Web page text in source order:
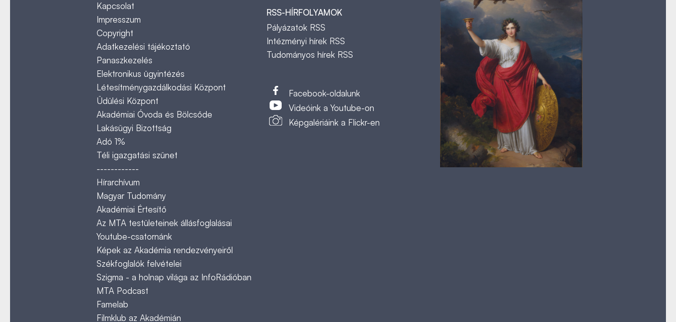
Kapcsolat
Impresszum
Copyright
Adatkezelési tájékoztató
Panaszkezelés
Elektronikus ügyintézés
Létesítménygazdálkodási Központ
Üdülési Központ
Akadémiai Óvoda és Bölcsőde
Lakásügyi Bizottság
Adó 1%
Téli igazgatási szünet
------------
Hírarchívum
Magyar Tudomány
Akadémiai Értesítő
Az MTA testületeinek állásfoglalásai
Youtube-csatornánk
Képek az Akadémia rendezvényeiről
Székfoglalók felvételei
Szigma - a holnap világa az InfoRádióban
MTA Podcast
Famelab
Filmklub az Akadémián
RSS-HÍRFOLYAMOK
Pályázatok RSS
Intézményi hírek RSS
Tudományos hírek RSS
Facebook-oldalunk
Videóink a Youtube-on
Képgalériáink a Flickr-en